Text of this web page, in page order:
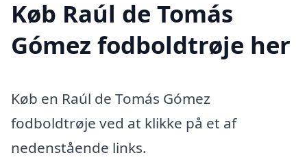
Køb Raúl de Tomás
Gómez fodboldtrøje her
Køb en Raúl de Tomás Gómez
fodboldtrøje ved at klikke på et af
nedenstående links.